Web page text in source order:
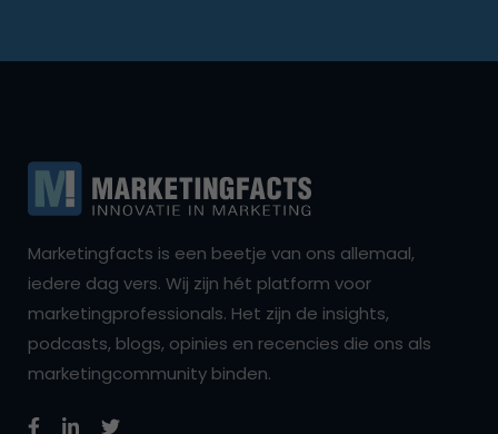
Marketingfacts is een beetje van ons allemaal,
iedere dag vers. Wij zijn hét platform voor
marketingprofessionals. Het zijn de insights,
podcasts, blogs, opinies en recencies die ons als
marketingcommunity binden.